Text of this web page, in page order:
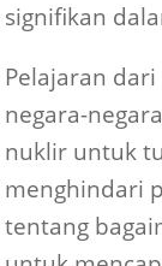
signifikan
Pelajaran
negara-
nuklir untuk
menghindari
tentang